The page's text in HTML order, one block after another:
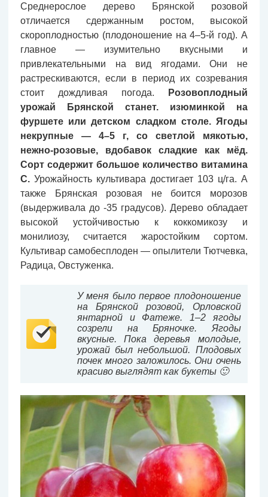
Среднерослое дерево Брянской розовой
отличается сдержанным ростом, высокой
скороплодностью (плодоношение на 4–5-й год). А
главное — изумительно вкусными и
привлекательными на вид ягодами. Они не
растрескиваются, если в период их созревания
стоит дождливая погода.
Розовоплодный
урожай Брянской станет. изюминкой на
фуршете или детском сладком столе. Ягоды
некрупные — 4–5 г, со светлой мякотью,
нежно-розовые, вдобавок сладкие как мёд.
Сорт содержит большое количество витамина
С. Урожайность культивара достигает 103 ц/га. А
также Брянская розовая не боится морозов
(выдерживала до -35 градусов). Дерево обладает
высокой устойчивостью к коккомикозу и
монилиозу, считается жаростойким сортом.
Культивар самобесплоден — опылители Тютчевка,
Радица, Овстуженка.
У меня было первое плодоношение
на Брянской розовой, Орловской
янтарной и Фатеже. 1–2 ягоды
созрели на Бряночке. Ягоды
вкусные. Пока деревья молодые,
урожай был небольшой. Плодовых
почек много заложилось. Они очень
красиво выглядят как букеты 🙂